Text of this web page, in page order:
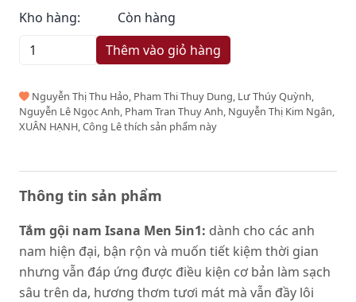
Kho hàng:
Còn hàng
Thêm vào giỏ hàng
Nguyễn Thị Thu Hảo, Pham Thi Thuy Dung, Lư Thúy Quỳnh,
Nguyễn Lê Ngọc Anh, Pham Tran Thuy Anh, Nguyễn Thị Kim Ngân,
XUÂN HẠNH, Công Lê thích sản phẩm này
Thông tin sản phẩm
Tắm gội nam Isana Men 5in1: dành cho các anh
nam hiện đại, bận rộn và muốn tiết kiệm thời gian
nhưng vẫn đáp ứng được điều kiện cơ bản làm sạch
sâu trên da, hương thơm tươi mát mà vẫn đầy lôi